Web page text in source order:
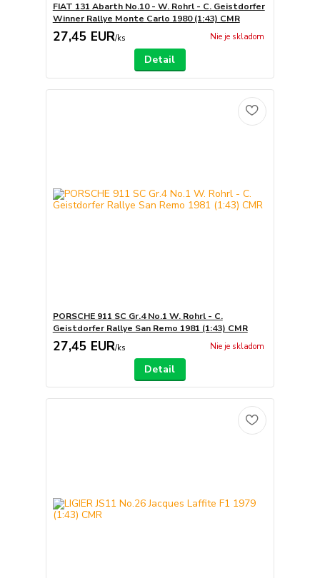
FIAT 131 Abarth No.10 - W. Rohrl - C. Geistdorfer
Winner Rallye Monte Carlo 1980 (1:43) CMR
27,45 EUR/ks Nie je skladom
Detail
PORSCHE 911 SC Gr.4 No.1 W. Rohrl - C.
Geistdorfer Rallye San Remo 1981 (1:43) CMR
27,45 EUR/ks Nie je skladom
Detail